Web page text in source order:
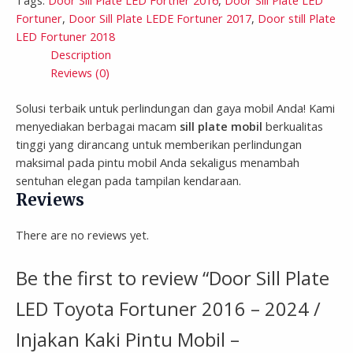
Fortuner, Door Sill Plate LEDE Fortuner 2017, Door still Plate
LED Fortuner 2018
Description
Reviews (0)
Solusi terbaik untuk perlindungan dan gaya mobil Anda! Kami
menyediakan berbagai macam sill plate mobil berkualitas
tinggi yang dirancang untuk memberikan perlindungan
maksimal pada pintu mobil Anda sekaligus menambah
sentuhan elegan pada tampilan kendaraan.
Reviews
There are no reviews yet.
Be the first to review “Door Sill Plate
LED Toyota Fortuner 2016 – 2024 /
Injakan Kaki Pintu Mobil –